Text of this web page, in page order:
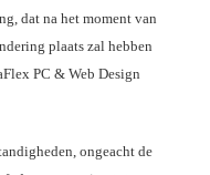
dat na het moment van
plaats zal hebben
PC & Web Design
ongeacht de